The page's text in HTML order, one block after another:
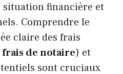
situation financière et
Comprendre le
claire des frais
frais de notaire) et
sont cruciaux